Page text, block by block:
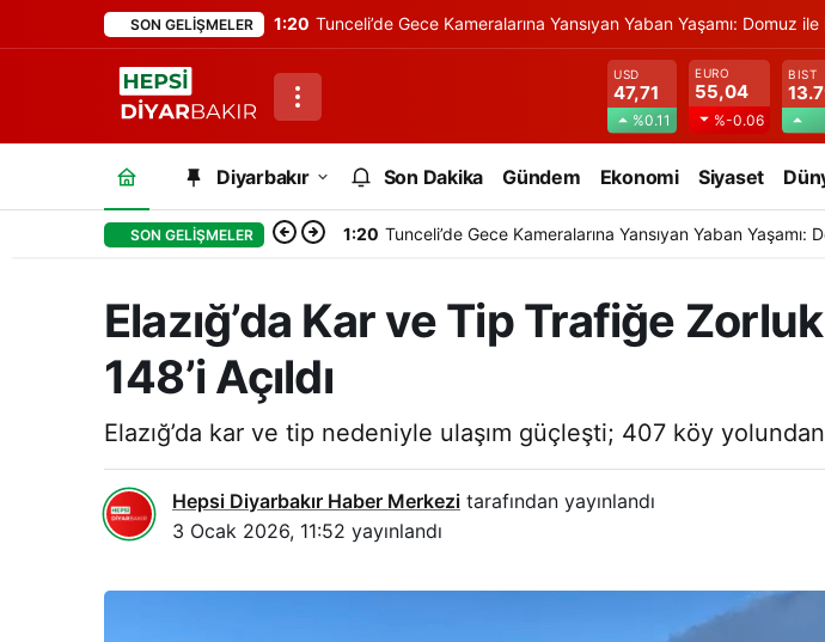
SON GELIŞMELER 1:20 Tunceli’de Gece Kameralarına Yansıyan Yaban Yaşamı: Domuz ile
USD
47,71
%0.11
EURO
55,04
%-0.06
BIST
Diyarbakır Son Dakika Gündem Ekonomi Siyaset
SON GELIŞMELER 1:20 Tunceli’de Gece Kameralarına Yansıyan Yaban Yaşamı:
Elazığ’da Kar ve Tip Trafiğe
148’i Açıldı
Elazığ’da kar ve tip nedeniyle ulaşım güçleşti; 407 köy yolundan
Hepsi Diyarbakır Haber Merkezi tarafından yayınlandı
3 Ocak 2026, 11:52 yayınlandı